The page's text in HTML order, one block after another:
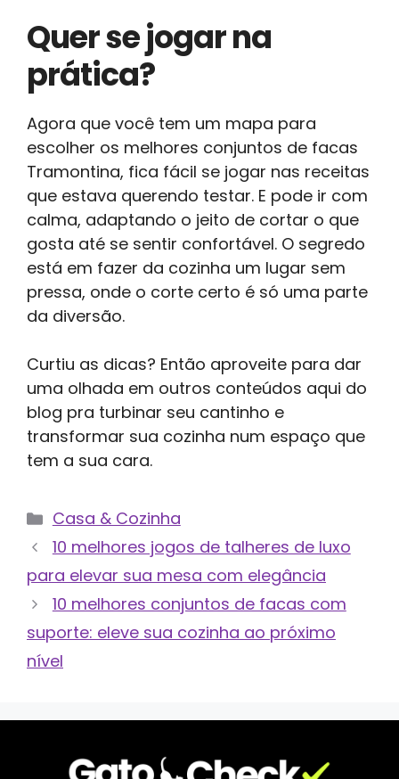
Quer se jogar na
prática?
Agora que você tem um mapa para
escolher os melhores conjuntos de facas
Tramontina, fica fácil se jogar nas receitas
que estava querendo testar. E pode ir com
calma, adaptando o jeito de cortar o que
gosta até se sentir confortável. O segredo
está em fazer da cozinha um lugar sem
pressa, onde o corte certo é só uma parte
da diversão.
Curtiu as dicas? Então aproveite para dar
uma olhada em outros conteúdos aqui do
blog pra turbinar seu cantinho e
transformar sua cozinha num espaço que
tem a sua cara.
Categorias
Casa & Cozinha
10 melhores jogos de talheres de luxo
para elevar sua mesa com elegância
10 melhores conjuntos de facas com
suporte: eleve sua cozinha ao próximo
nível